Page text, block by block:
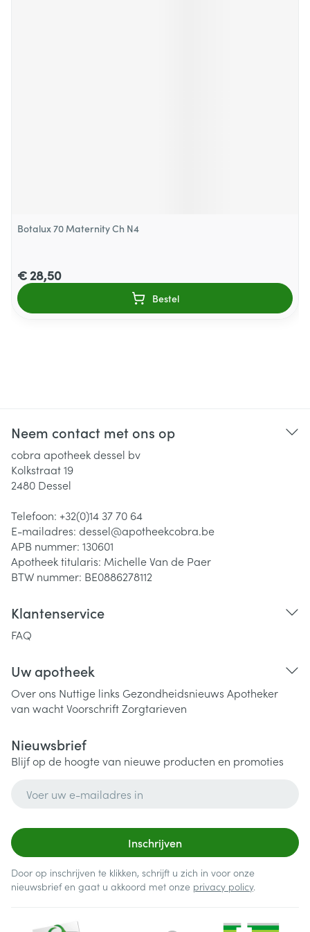
Botalux 70 Maternity Ch N4
€ 28,50
Bestel
Neem contact met ons op
cobra apotheek dessel bv
Kolkstraat 19
2480 Dessel
Telefoon: +32(0)14 37 70 64
E-mailadres: dessel@apotheekcobra.be
APB nummer: 130601
Apotheek titularis: Michelle Van de Paer
BTW nummer: BE0886278112
Klantenservice
FAQ
Uw apotheek
Over ons Nuttige links Gezondheidsnieuws Apotheker
van wachtVoorschriftZorgtarieven
Nieuwsbrief
Blijf op de hoogte van nieuwe producten en promoties
Inschrijven
Door op inschrijven te klikken, schrijft u zich in voor onze
nieuwsbrief en gaat u akkoord met onze privacy policy.